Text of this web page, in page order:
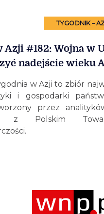
TYGODNIK –
Azji #182: Wojna w
nadejście wieku
w Azji to zbiór
i gospodarki
przez
z Polskim